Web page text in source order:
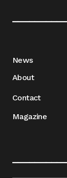
News
About
Contact
Magazine